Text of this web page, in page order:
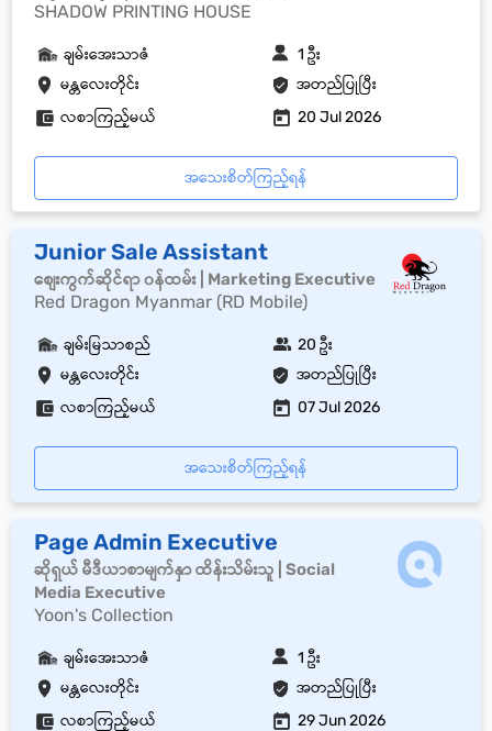
SHADOW PRINTING HOUSE
မန္တလေးတိုင်း အတည်ပြုပြီး
ချမ်းအေးသာဇံ 1 ဦး
လစာကြည့်မယ် 20 Jul 2026
အသေးစိတ်ကြည့်ရန်
Junior Sale Assistant
စျေးကွက်ဆိုင်ရာ ၀န်ထမ်း | Marketing Executive
Red Dragon Myanmar (RD Mobile)
မန္တလေးတိုင်း အတည်ပြုပြီး
ချမ်းမြသာစည် 20 ဦး
လစာကြည့်မယ် 07 Jul 2026
အသေးစိတ်ကြည့်ရန်
Page Admin Executive
ဆိုရှယ် မီဒီယာစာမျက်နှာ ထိန်းသိမ်းသူ | Social
Media Executive
Yoon's Collection
မန္တလေးတိုင်း အတည်ပြုပြီး
ချမ်းအေးသာဇံ 1 ဦး
လစာကြည့်မယ် 29 Jun 2026